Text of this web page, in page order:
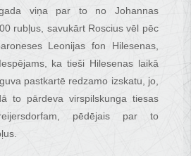
viņa par to no Johannas
rubļus, savukārt Roscius vēl pēc
Leonijas fon Hilesenas,
ka tieši Hilesenas laikā
pastkartē redzamo izskatu, jo,
to pārdeva virspilskunga tiesas
pēdējais par to